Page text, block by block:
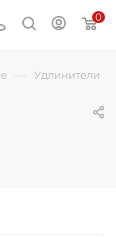
0
— Удлинители